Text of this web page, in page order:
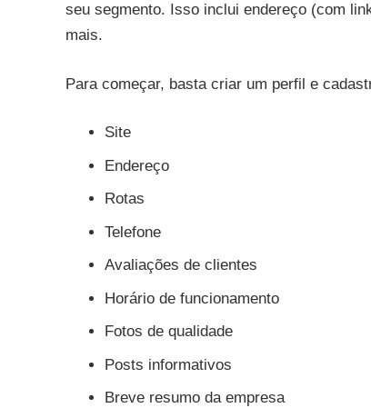
seu segmento. Isso inclui endereço (com
mais.
Para começar, basta criar um perfil e
Site
Endereço
Rotas
Telefone
Avaliações de clientes
Horário de funcionamento
Fotos de qualidade
Posts informativos
Breve resumo da empresa